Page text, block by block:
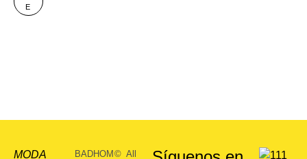
E
MODA BADHOM © All